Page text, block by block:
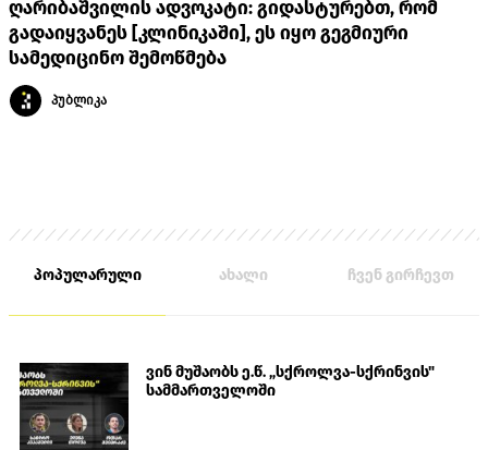
ღარიბაშვილის ადვოკატი: გიდასტურებთ, რომ
გადაიყვანეს [კლინიკაში], ეს იყო გეგმიური
სამედიცინო შემოწმება
პუბლიკა
პოპულარული ახალი ჩვენ გირჩევთ
ვინ მუშაობს ე.წ. „სქროლვა-სქრინვის"
სამმართველოში